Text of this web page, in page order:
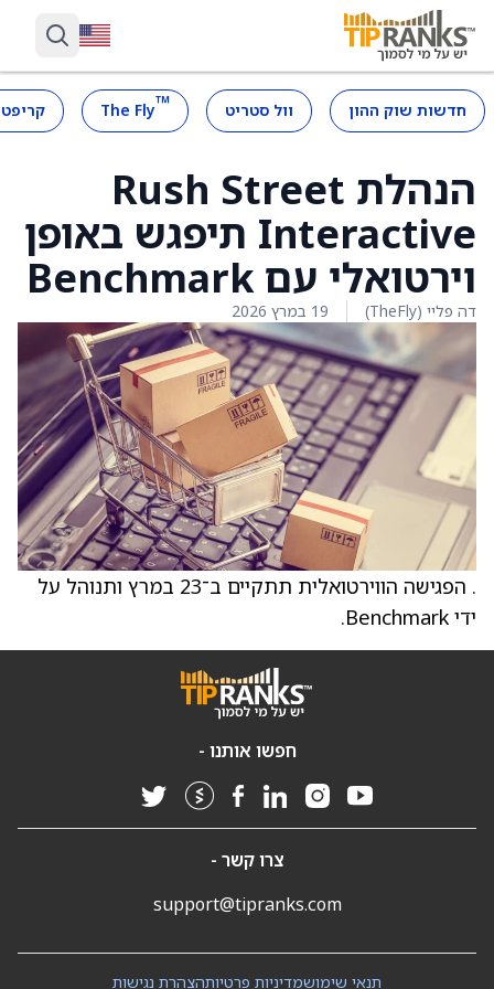
חדשות שוק ההון וול סטריט ™
The Fly
הנהלת Rush Street
Interactive תיפגש באופן
וירטואלי עם Benchmark
דה פליי (TheFly) 19 במרץ 2026
. הפגישה הווירטואלית תתקיים ב־23 במרץ ותנוהל על
ידי Benchmark.
חפשו אותנו -
צרו קשר -
support@tipranks.com
הצהרת נגישותמדיניות פרטיותתנאי שימוש